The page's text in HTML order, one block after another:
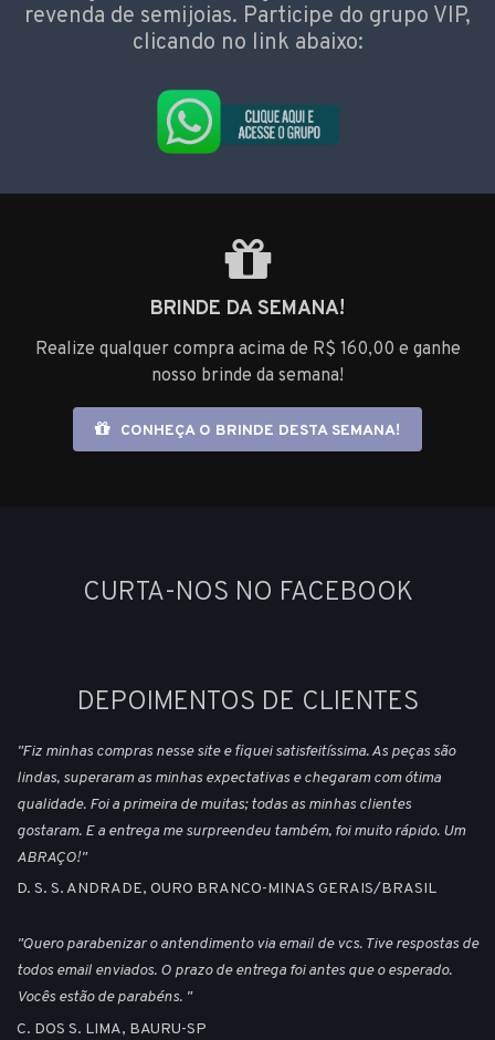
revenda de semijoias. Participe do grupo VIP,
clicando no link abaixo:
BRINDE DA SEMANA!
Realize qualquer compra acima de R$ 160,00 e ganhe
nosso brinde da semana!
CONHEÇA O BRINDE DESTA SEMANA!
CURTA-NOS NO FACEBOOK
DEPOIMENTOS DE CLIENTES
"Fiz minhas compras nesse site e fiquei satisfeitíssima. As peças são
lindas, superaram as minhas expectativas e chegaram com ótima
qualidade. Foi a primeira de muitas; todas as minhas clientes
gostaram. E a entrega me surpreendeu também, foi muito rápido. Um
ABRAÇO!"
D. S. S. ANDRADE, OURO BRANCO-MINAS GERAIS/BRASIL
"Quero parabenizar o antendimento via email de vcs. Tive respostas de
todos email enviados. O prazo de entrega foi antes que o esperado.
Vocês estão de parabéns. "
C. DOS S. LIMA, BAURU-SP